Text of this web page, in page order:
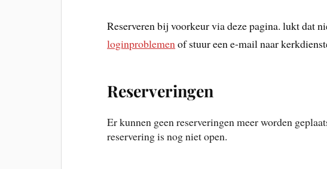
Reserveren bij voorkeur via deze pagina. lukt dat
loginproblemenof stuur een e-mail naar
Reserveringen
Er kunnen geen reserveringen meer worden
reservering is nog niet open.